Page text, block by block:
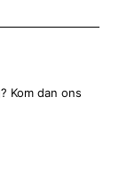
Kom dan ons